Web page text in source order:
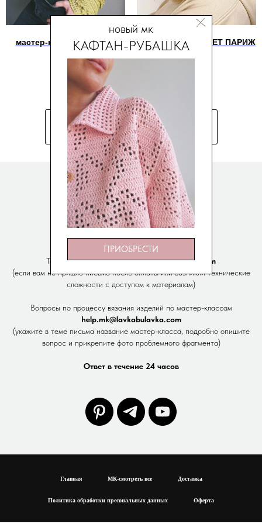
ПРИОБРЕСТИ
КАФТАН-РУБАШКА
новый мк
мастер-класс ДЖЕМПЕР
БОХО
мастер-класс БЕРЕТ ПАРИЖ
600
БОЛЬШЕ МАСТЕР-КЛАССОВ
ЛАВКА БУЛАВКА
Техническая поддержкаinfo@lavkabulavka.com
(если вам не пришло письмо после оплаты или возникли технические
сложности с доступом к материалам)
Вопросы по процессу вязания изделий по мастер-классам
help.mk@lavkabulavka.com
(укажите в теме письма название мастер-класса, подробно опишите
вопрос и прикрепите фото проблемного фрагмента)
Ответ в течение 24 часов
Главная МК-смотреть все Доставка
Политика обработки пресональных данных Оферта